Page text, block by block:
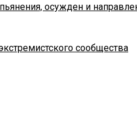
осужден и
сообщества